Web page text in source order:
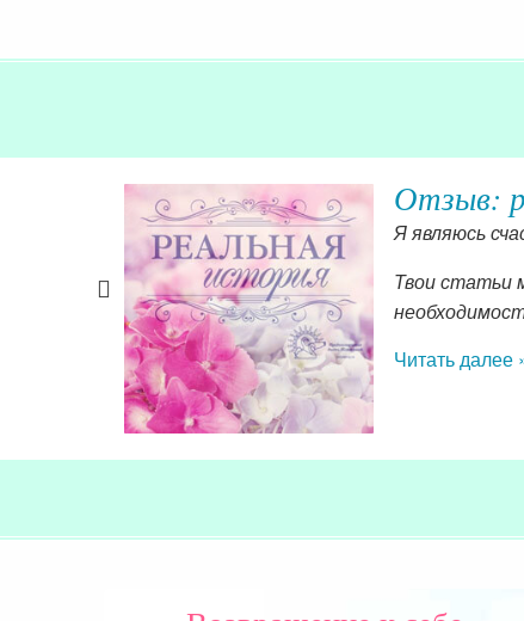
Отзыв:
Я являюсь
Твои статьи
Читать далее